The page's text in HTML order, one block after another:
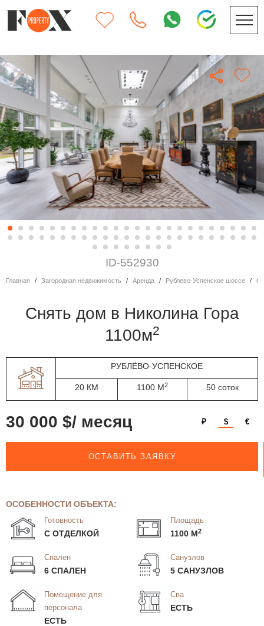
ID-552930
Главная Загородная недвижимость Аренда Рублево-Успенское шоссе
Снять дом в Николина Гора
1100м2
РУБЛЁВО-УСПЕНСКОЕ
20 КМ 1100 М2 50 соток
30 000 $/ месяц ₽ $ €
ОСТАВИТЬ ЗАЯВКУ
ОСОБЕННОСТИ ОБЪЕКТА:
Готовность
С ОТДЕЛКОЙ
Площадь
1100 М2
Спален
6 СПАЛЕН
Санузлов
5 САНУЗЛОВ
Помещение для
персонала
ЕСТЬ
Спа
ЕСТЬ